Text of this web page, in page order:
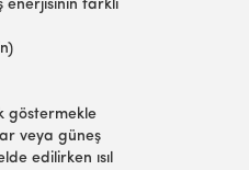
farklı
göstermekle
veya güneş
edilirken ısıl